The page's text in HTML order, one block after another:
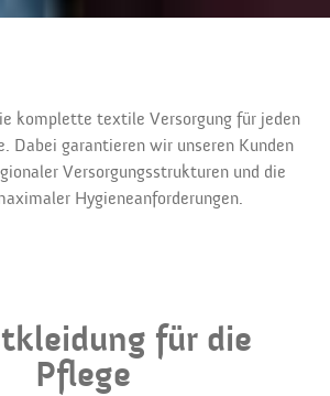
komplette textile Versorgung für jeden
Dabei garantieren wir unseren Kunden
Versorgungsstrukturen und die
Hygieneanforderungen.
für die
Pflege